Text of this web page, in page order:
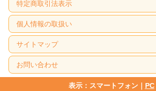
特定商取引法表示
個人情報の取扱い
サイトマップ
お問い合わせ
表示：スマートフォン｜ PC